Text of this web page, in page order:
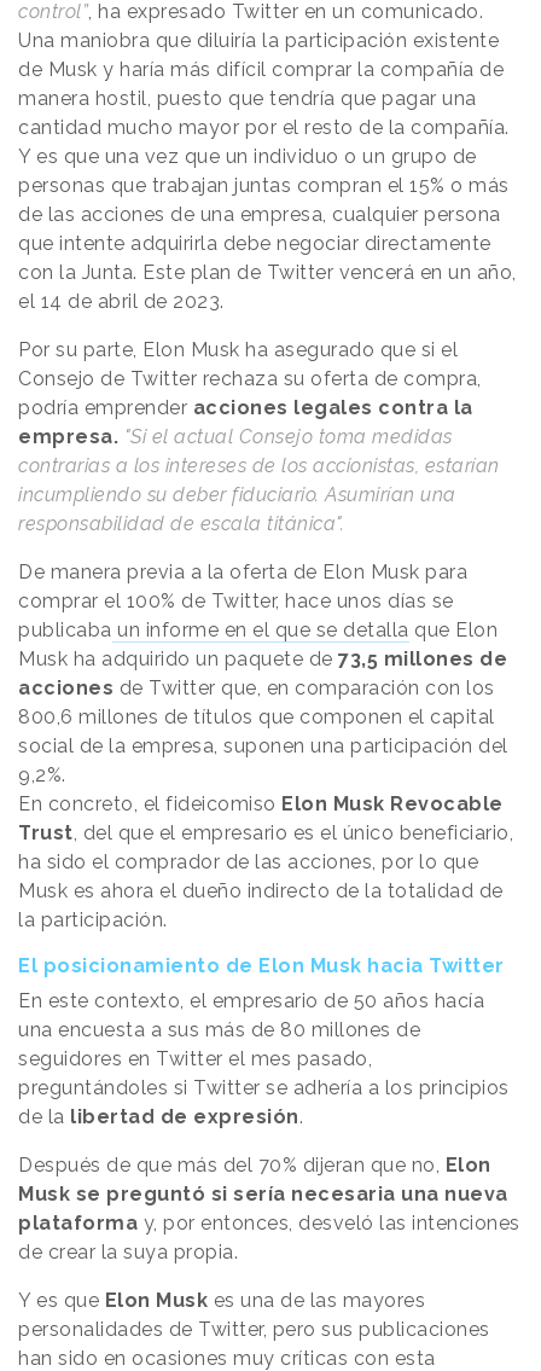
control” , ha expresado Twitter en un comunicado.
Una maniobra que diluiría la participación existente
de Musk y haría más difícil comprar la compañía de
manera hostil, puesto que tendría que pagar una
cantidad mucho mayor por el resto de la compañía.
Y es que una vez que un individuo o un grupo de
personas que trabajan juntas compran el 15% o más
de las acciones de una empresa, cualquier persona
que intente adquirirla debe negociar directamente
con la Junta. Este plan de Twitter vencerá en un año,
el 14 de abril de 2023.
Por su parte, Elon Musk ha asegurado que si el
Consejo de Twitter rechaza su oferta de compra,
podría emprender acciones legales contra la
empresa. "Si el actual Consejo toma medidas
contrarias a los intereses de los accionistas, estarían
incumpliendo su deber fiduciario. Asumirían una
responsabilidad de escala titánica".
De manera previa a la oferta de Elon Musk para
comprar el 100% de Twitter, hace unos días se
publicaba un informe en el que se detalla que Elon
Musk ha adquirido un paquete de 73,5 millones de
acciones de Twitter que, en comparación con los
800,6 millones de títulos que componen el capital
social de la empresa, suponen una participación del
9,2%.
En concreto, el fideicomiso Elon Musk Revocable
Trust , del que el empresario es el único beneficiario,
ha sido el comprador de las acciones, por lo que
Musk es ahora el dueño indirecto de la totalidad de
la participación.
El posicionamiento de Elon Musk hacia Twitter
En este contexto, el empresario de 50 años hacía
una encuesta a sus más de 80 millones de
seguidores en Twitter el mes pasado,
preguntándoles si Twitter se adhería a los principios
de la libertad de expresión.
Después de que más del 70% dijeran que no, Elon
Musk se preguntó si sería necesaria una nueva
plataforma y, por entonces, desveló las intenciones
de crear la suya propia.
Y es que Elon Musk es una de las mayores
personalidades de Twitter, pero sus publicaciones
han sido en ocasiones muy críticas con esta